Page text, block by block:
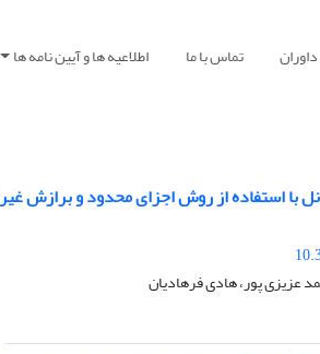
داوران تماس با ما اطلاعیه ها و آیین نامه ها
با استفاده از روش اجزای محدود و برازش
عزیزی پور، هادی فرهادیان